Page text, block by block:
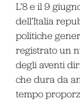
L’8 e il 9
dell’Italia
politiche
registrato un
degli aventi
che dura da
tempo